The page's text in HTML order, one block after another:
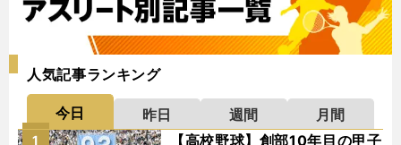
人気記事ランキング
今日 昨日 週間
月間
【高校野球】創部10年目の甲子
1